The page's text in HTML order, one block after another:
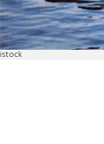
istock